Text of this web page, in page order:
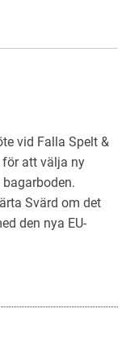
vid Falla Spelt &
för att välja ny
Svärd om det
den nya EU-